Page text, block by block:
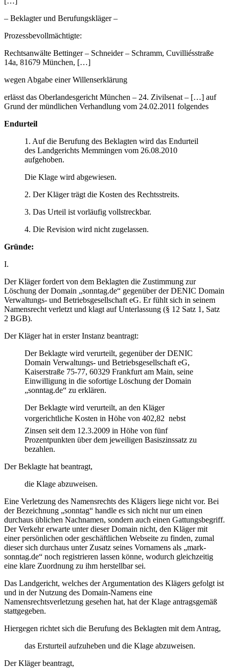
– Beklagter und Berufungskläger –
Prozessbevollmächtigte:
Rechtsanwälte Bettinger – Schneider – Schramm, Cuvilliésstraße
14a, 81679 München, […]
wegen Abgabe einer Willenserklärung
erlässt das Oberlandesgericht München – 24. Zivilsenat – […] auf
Grund der mündlichen Verhandlung vom 24.02.2011 folgendes
Endurteil
1. Auf die Berufung des Beklagten wird das Endurteil
des Landgerichts Memmingen vom 26.08.2010
aufgehoben.
Die Klage wird abgewiesen.
2. Der Kläger trägt die Kosten des Rechtsstreits.
3. Das Urteil ist vorläufig vollstreckbar.
4. Die Revision wird nicht zugelassen.
Gründe:
I.
Der Kläger fordert von dem Beklagten die Zustimmung zur
Löschung der Domain „sonntag.de“ gegenüber der DENIC Domain
Verwaltungs- und Betriebsgesellschaft eG. Er fühlt sich in seinem
Namensrecht verletzt und klagt auf Unterlassung (§ 12 Satz 1, Satz
2 BGB).
Der Kläger hat in erster Instanz beantragt:
Der Beklagte wird verurteilt, gegenüber der DENIC
Domain Verwaltungs- und Betriebsgesellschaft eG,
Kaiserstraße 75-77, 60329 Frankfurt am Main, seine
Einwilligung in die sofortige Löschung der Domain
„sonntag.de“ zu erklären.
Der Beklagte wird verurteilt, an den Kläger
vorgerichtliche Kosten in Höhe von 402,82  nebst
Zinsen seit dem 12.3.2009 in Höhe von fünf
Prozentpunkten über dem jeweiligen Basiszinssatz zu
bezahlen.
Der Beklagte hat beantragt,
die Klage abzuweisen.
Eine Verletzung des Namensrechts des Klägers liege nicht vor. Bei
der Bezeichnung „sonntag“ handle es sich nicht nur um einen
durchaus üblichen Nachnamen, sondern auch einen Gattungsbegriff.
Der Verkehr erwarte unter dieser Domain nicht, den Kläger mit
einer persönlichen oder geschäftlichen Webseite zu finden, zumal
dieser sich durchaus unter Zusatz seines Vornamens als „mark-
sonntag.de“ noch registrieren lassen könne, wodurch gleichzeitig
eine klare Zuordnung zu ihm herstellbar sei.
Das Landgericht, welches der Argumentation des Klägers gefolgt ist
und in der Nutzung des Domain-Namens eine
Namensrechtsverletzung gesehen hat, hat der Klage antragsgemäß
stattgegeben.
Hiergegen richtet sich die Berufung des Beklagten mit dem Antrag,
das Ersturteil aufzuheben und die Klage abzuweisen.
Der Kläger beantragt,